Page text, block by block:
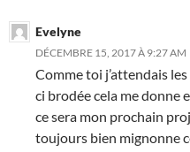
Evelyne
DÉCEMBRE 15, 2017 À 9:27 AM
Comme toi j’attendais
ci brodée cela me donne
ce sera mon prochain
toujours bien mignonne